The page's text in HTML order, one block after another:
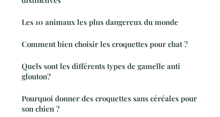
Les 10 animaux les plus dangereux du monde
Comment bien choisir les croquettes pour chat ?
Quels sont les différents types de gamelle anti
glouton?
Pourquoi donner des croquettes sans céréales pour
son chien ?